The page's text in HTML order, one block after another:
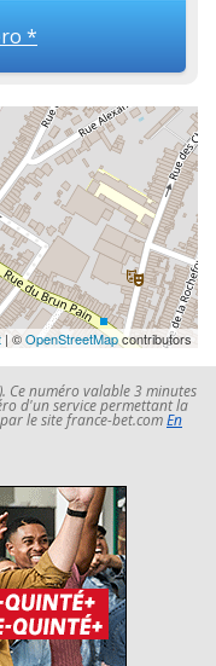
*
| ©OpenStreetMapcontributors
Ce numéro valable 3 minutes
d'un service permettant la
le site france-bet.comEn